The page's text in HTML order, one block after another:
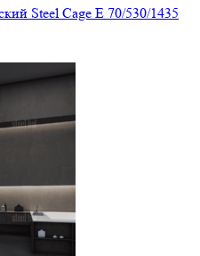
Steel Cage E 70/530/1435